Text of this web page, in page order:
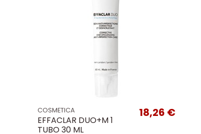
COSMETICA
EFFACLAR DUO+M 1
TUBO 30 ML
18,26 €